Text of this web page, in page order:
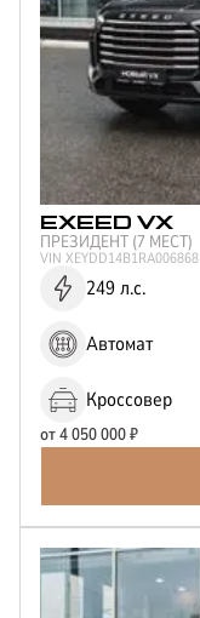
EXEED VX
ПРЕЗИДЕНТ (7 МЕСТ)
VIN XEYDD14B1RA006868
249 л.с.
Автомат
Кроссовер
от4 050 000₽